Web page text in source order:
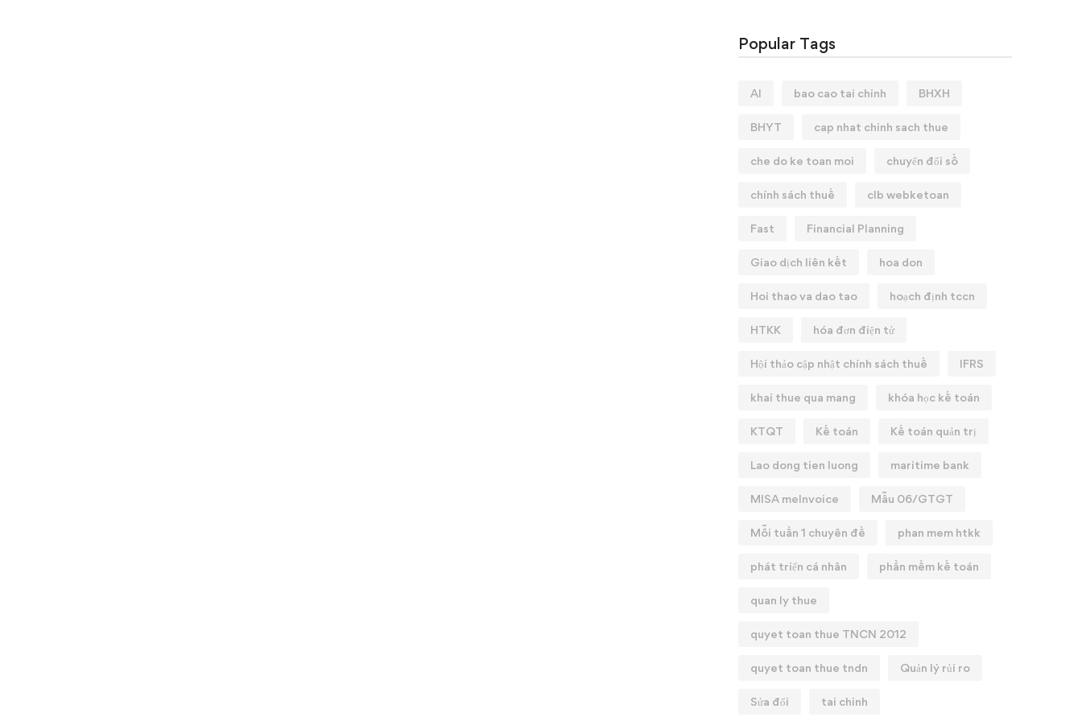
Popular Tags
AI bao cao tai chinh BHXH
BHYT cap nhat chinh sach thue
che do ke toan moi chuyển đổi số
chính sách thuế clb webketoan
Fast Financial Planning
Giao dịch liên kết hoa don
Hoi thao va dao tao hoạch định tccn
HTKK hóa đơn điện tử
Hội thảo cập nhật chính sách thuế IFRS
khai thue qua mang khóa học kế toán
KTQT Kế toán Kế toán quản trị
Lao dong tien luong maritime bank
MISA meInvoice Mẫu 06/GTGT
Mỗi tuần 1 chuyên đề phan mem htkk
phát triển cá nhân phần mềm kế toán
quan ly thue
quyet toan thue TNCN 2012
quyet toan thue tndn Quản lý rủi ro
Sửa đổi tai chinh